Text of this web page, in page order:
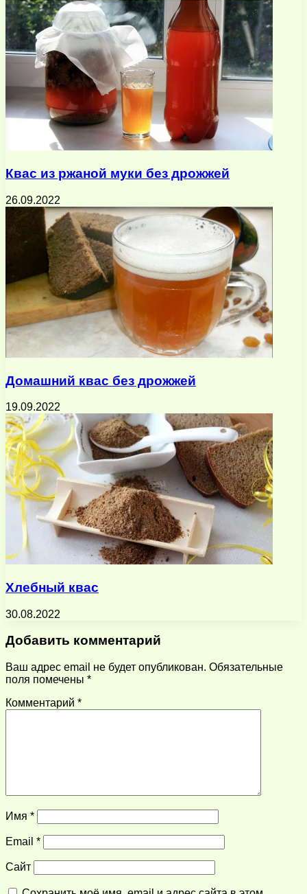
Квас из ржаной муки без дрожжей
26.09.2022
Домашний квас без дрожжей
19.09.2022
Хлебный квас
30.08.2022
Добавить комментарий
Ваш адрес email не будет опубликован. Обязательные
поля помечены *
Комментарий *
Имя *
Email *
Сайт